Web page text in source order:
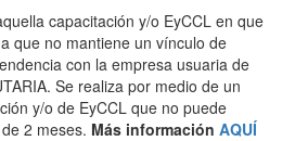
capacitación y/o EyCCL en que
que no mantiene un vínculo de
con la empresa usuaria de
Se realiza por medio de un
y/o de EyCCL que no puede
2 meses. Más información AQUÍ